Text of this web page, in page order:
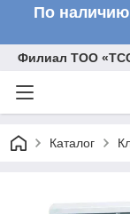
По наличию
Филиал ТОО
Каталог